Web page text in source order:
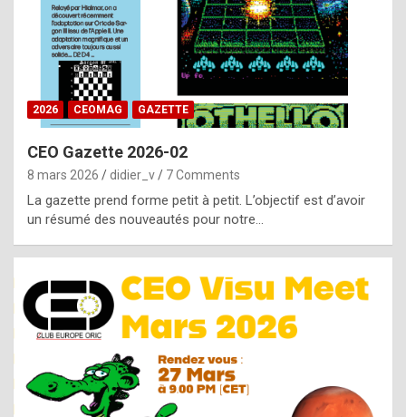
y
b
e
b
y
g
e
n
u
i
n
e
R
o
2026 CEOMAG GAZETTE
CEO Gazette 2026-02
8 mars 2026 didier_v 7 Comments
La gazette prend forme petit à petit. L’objectif est d’avoir
un résumé des nouveautés pour notre…